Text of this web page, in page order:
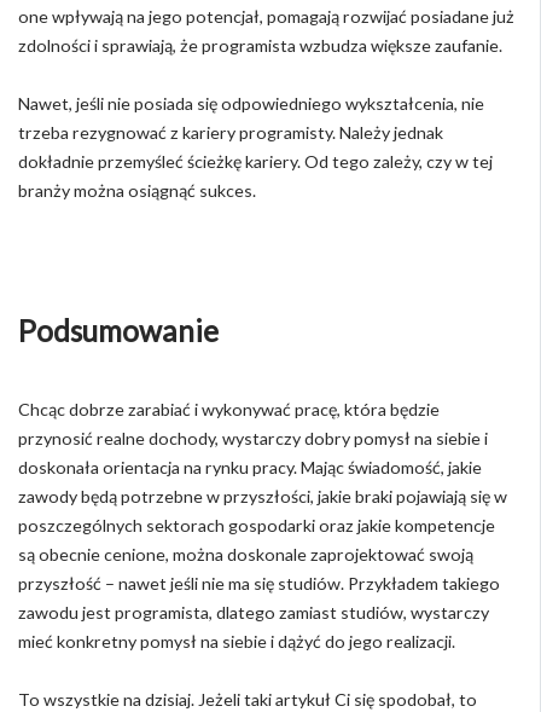
one wpływają na jego potencjał, pomagają rozwijać posiadane już
zdolności i sprawiają, że programista wzbudza większe zaufanie.
Nawet, jeśli nie posiada się odpowiedniego wykształcenia, nie
trzeba rezygnować z kariery programisty. Należy jednak
dokładnie przemyśleć ścieżkę kariery. Od tego zależy, czy w tej
branży można osiągnąć sukces.
Podsumowanie
Chcąc dobrze zarabiać i wykonywać pracę, która będzie
przynosić realne dochody, wystarczy dobry pomysł na siebie i
doskonała orientacja na rynku pracy. Mając świadomość, jakie
zawody będą potrzebne w przyszłości, jakie braki pojawiają się w
poszczególnych sektorach gospodarki oraz jakie kompetencje
są obecnie cenione, można doskonale zaprojektować swoją
przyszłość – nawet jeśli nie ma się studiów. Przykładem takiego
zawodu jest programista, dlatego zamiast studiów, wystarczy
mieć konkretny pomysł na siebie i dążyć do jego realizacji.
To wszystkie na dzisiaj. Jeżeli taki artykuł Ci się spodobał, to